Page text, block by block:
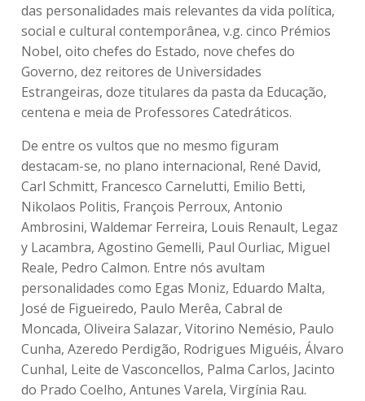
das personalidades mais relevantes da vida política,
social e cultural contemporânea, v.g. cinco Prémios
Nobel, oito chefes do Estado, nove chefes do
Governo, dez reitores de Universidades
Estrangeiras, doze titulares da pasta da Educação,
centena e meia de Professores Catedráticos.
De entre os vultos que no mesmo figuram
destacam-se, no plano internacional, René David,
Carl Schmitt, Francesco Carnelutti, Emilio Betti,
Nikolaos Politis, François Perroux, Antonio
Ambrosini, Waldemar Ferreira, Louis Renault, Legaz
y Lacambra, Agostino Gemelli, Paul Ourliac, Miguel
Reale, Pedro Calmon. Entre nós avultam
personalidades como Egas Moniz, Eduardo Malta,
José de Figueiredo, Paulo Merêa, Cabral de
Moncada, Oliveira Salazar, Vitorino Nemésio, Paulo
Cunha, Azeredo Perdigão, Rodrigues Miguéis, Álvaro
Cunhal, Leite de Vasconcellos, Palma Carlos, Jacinto
do Prado Coelho, Antunes Varela, Virgínia Rau.